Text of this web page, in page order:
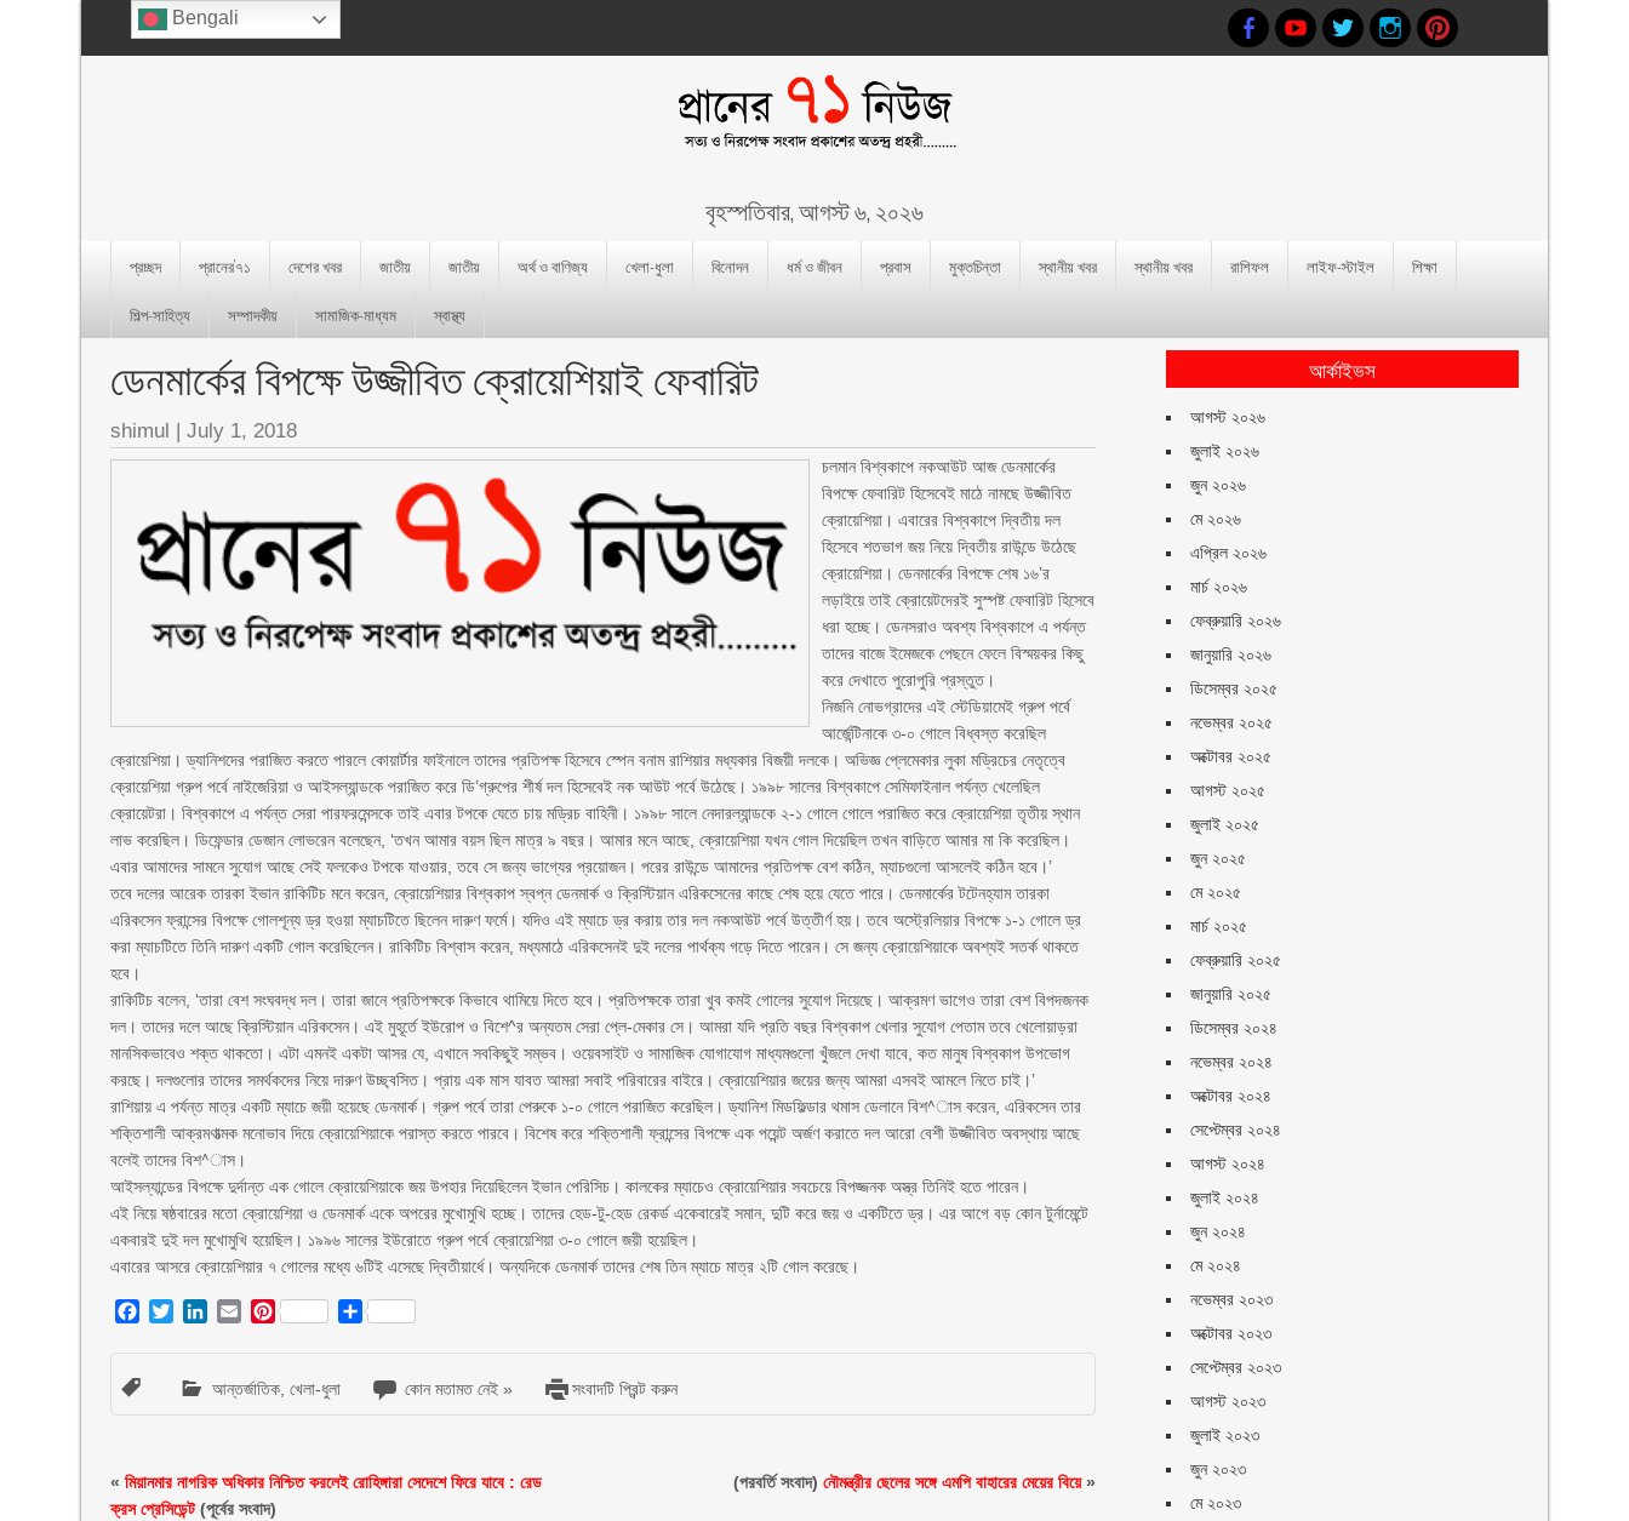
বৃহস্পতিবার, আগস্ট ৬, ২০২৬
প্রচ্ছদ প্রানের’৭১ দেশের খবর জাতীয় জাতীয় অর্থ ও বাণিজ্য খেলা-ধুলা বিনোদন ধর্ম ও জীবন প্রবাস মুক্তচিন্তা স্থানীয় খবর স্থানীয় খবর রাশিফল লাইফ-স্টাইল
শিক্ষা
শিল্প-সাহিত্য
সম্পাদকীয় সামাজিক-মাধ্যম স্বাস্থ্য
ডেনমার্কের বিপক্ষে উজ্জীবিত ক্রোয়েশিয়াই ফেবারিট
shimul |July 1, 2018
চলমান বিশ্বকাপে নকআউট আজ ডেনমার্কের
বিপক্ষে ফেবারিট হিসেবেই মাঠে নামছে উজ্জীবিত
ক্রোয়েশিয়া। এবারের বিশ্বকাপে দ্বিতীয় দল
হিসেবে শতভাগ জয় নিয়ে দ্বিতীয় রাউন্ডে উঠেছে
ক্রোয়েশিয়া। ডেনমার্কের বিপক্ষে শেষ ১৬’র
লড়াইয়ে তাই ক্রোয়েটদেরই সুস্পষ্ট ফেবারিট হিসেবে
ধরা হচ্ছে। ডেনসরাও অবশ্য বিশ্বকাপে এ পর্যন্ত
তাদের বাজে ইমেজকে পেছনে ফেলে বিস্ময়কর কিছু
করে দেখাতে পুরোপুরি প্রস্তুত।
নিজনি নোভগ্রাদের এই স্টেডিয়ামেই গ্রুপ পর্বে
আর্জেন্টিনাকে ৩-০ গোলে বিধ্বস্ত করেছিল
ক্রোয়েশিয়া। ড্যানিশদের পরাজিত করতে পারলে কোয়ার্টার ফাইনালে তাদের প্রতিপক্ষ হিসেবে স্পেন বনাম রাশিয়ার মধ্যকার বিজয়ী দলকে। অভিজ্ঞ প্লেমেকার লুকা মড্রিচের নেতৃত্বে
ক্রোয়েশিয়া গ্রুপ পর্বে নাইজেরিয়া ও আইসল্যান্ডকে পরাজিত করে ডি’গ্রুপের শীর্ষ দল হিসেবেই নক আউট পর্বে উঠেছে। ১৯৯৮ সালের বিশ্বকাপে সেমিফাইনাল পর্যন্ত খেলেছিল
ক্রোয়েটরা। বিশ্বকাপে এ পর্যন্ত সেরা পারফরমেন্সকে তাই এবার টপকে যেতে চায় মড্রিচ বাহিনী। ১৯৯৮ সালে নেদারল্যান্ডকে ২-১ গোলে গোলে পরাজিত করে ক্রোয়েশিয়া তৃতীয় স্থান
লাভ করেছিল। ডিফেন্ডার ডেজান লোভরেন বলেছেন, ‘তখন আমার বয়স ছিল মাত্র ৯ বছর। আমার মনে আছে, ক্রোয়েশিয়া যখন গোল দিয়েছিল তখন বাড়িতে আমার মা কি করেছিল।
এবার আমাদের সামনে সুযোগ আছে সেই ফলকেও টপকে যাওয়ার, তবে সে জন্য ভাগ্যের প্রয়োজন। পরের রাউন্ডে আমাদের প্রতিপক্ষ বেশ কঠিন, ম্যাচগুলো আসলেই কঠিন হবে।’
তবে দলের আরেক তারকা ইভান রাকিটিচ মনে করেন, ক্রোয়েশিয়ার বিশ্বকাপ স্বপ্ন ডেনমার্ক ও ক্রিস্টিয়ান এরিকসেনের কাছে শেষ হয়ে যেতে পারে। ডেনমার্কের টটেনহ্যাম তারকা
এরিকসেন ফ্রান্সের বিপক্ষে গোলশূন্য ড্র হওয়া ম্যাচটিতে ছিলেন দারুণ ফর্মে। যদিও এই ম্যাচে ড্র করায় তার দল নকআউট পর্বে উত্তীর্ণ হয়। তবে অস্ট্রেলিয়ার বিপক্ষে ১-১ গোলে ড্র
করা ম্যাচটিতে তিনি দারুণ একটি গোল করেছিলেন। রাকিটিচ বিশ্বাস করেন, মধ্যমাঠে এরিকসেনই দুই দলের পার্থক্য গড়ে দিতে পারেন। সে জন্য ক্রোয়েশিয়াকে অবশ্যই সতর্ক থাকতে
হবে।
রাকিটিচ বলেন, ‘তারা বেশ সংঘবদ্ধ দল। তারা জানে প্রতিপক্ষকে কিভাবে থামিয়ে দিতে হবে। প্রতিপক্ষকে তারা খুব কমই গোলের সুযোগ দিয়েছে। আক্রমণ ভাগেও তারা বেশ বিপদজনক
দল। তাদের দলে আছে ক্রিস্টিয়ান এরিকসেন। এই মুহূর্তে ইউরোপ ও বিশে^র অন্যতম সেরা প্লে-মেকার সে। আমরা যদি প্রতি বছর বিশ্বকাপ খেলার সুযোগ পেতাম তবে খেলোয়াড়রা
মানসিকভাবেও শক্ত থাকতো। এটা এমনই একটা আসর যে, এখানে সবকিছুই সম্ভব। ওয়েবসাইট ও সামাজিক যোগাযোগ মাধ্যমগুলো খুঁজলে দেখা যাবে, কত মানুষ বিশ্বকাপ উপভোগ
করছে। দলগুলোর তাদের সমর্থকদের নিয়ে দারুণ উচ্ছ্বসিত। প্রায় এক মাস যাবত আমরা সবাই পরিবারের বাইরে। ক্রোয়েশিয়ার জয়ের জন্য আমরা এসবই আমলে নিতে চাই।’
রাশিয়ায় এ পর্যন্ত মাত্র একটি ম্যাচে জয়ী হয়েছে ডেনমার্ক। গ্রুপ পর্বে তারা পেরুকে ১-০ গোলে পরাজিত করেছিল। ড্যানিশ মিডফিল্ডার থমাস ডেলানে বিশ^াস করেন, এরিকসেন তার
শক্তিশালী আক্রমণাত্মক মনোভাব দিয়ে ক্রোয়েশিয়াকে পরাস্ত করতে পারবে। বিশেষ করে শক্তিশালী ফ্রান্সের বিপক্ষে এক পয়েন্ট অর্জণ করাতে দল আরো বেশী উজ্জীবিত অবস্থায় আছে
বলেই তাদের বিশ^াস।
আইসল্যান্ডের বিপক্ষে দুর্দান্ত এক গোলে ক্রোয়েশিয়াকে জয় উপহার দিয়েছিলেন ইভান পেরিসিচ। কালকের ম্যাচেও ক্রোয়েশিয়ার সবচেয়ে বিপজ্জনক অস্ত্র তিনিই হতে পারেন।
এই নিয়ে ষষ্ঠবারের মতো ক্রোয়েশিয়া ও ডেনমার্ক একে অপরের মুখোমুখি হচ্ছে। তাদের হেড-টু-হেড রেকর্ড একেবারেই সমান, দুটি করে জয় ও একটিতে ড্র। এর আগে বড় কোন টুর্নামেন্টে
একবারই দুই দল মুখোমুখি হয়েছিল। ১৯৯৬ সালের ইউরোতে গ্রুপ পর্বে ক্রোয়েশিয়া ৩-০ গোলে জয়ী হয়েছিল।
এবারের আসরে ক্রোয়েশিয়ার ৭ গোলের মধ্যে ৬টিই এসেছে দ্বিতীয়ার্ধে। অন্যদিকে ডেনমার্ক তাদের শেষ তিন ম্যাচে মাত্র ২টি গোল করেছে।
Facebook
TwitterLinkedIn
EmailPinterest Share
আন্তর্জাতিক ,খেলা-ধুলা কোন মতামত নেই » সংবাদটি প্রিন্ট করুন
«মিয়ানমার নাগরিক অধিকার নিশ্চিত করলেই রোহিঙ্গারা সেদেশে ফিরে যাবে : রেড
ক্রস প্রেসিডেন্ট(পূর্বের সংবাদ)
(পরবর্তি সংবাদ)নৌমন্ত্রীর ছেলের সঙ্গে এমপি বাহারের মেয়ের বিয়ে»
আর্কাইভস
আগস্ট ২০২৬
জুলাই ২০২৬
জুন ২০২৬
মে ২০২৬
এপ্রিল ২০২৬
মার্চ ২০২৬
ফেব্রুয়ারি ২০২৬
জানুয়ারি ২০২৬
ডিসেম্বর ২০২৫
নভেম্বর ২০২৫
অক্টোবর ২০২৫
আগস্ট ২০২৫
জুলাই ২০২৫
জুন ২০২৫
মে ২০২৫
মার্চ ২০২৫
ফেব্রুয়ারি ২০২৫
জানুয়ারি ২০২৫
ডিসেম্বর ২০২৪
নভেম্বর ২০২৪
অক্টোবর ২০২৪
সেপ্টেম্বর ২০২৪
আগস্ট ২০২৪
জুলাই ২০২৪
জুন ২০২৪
মে ২০২৪
নভেম্বর ২০২৩
অক্টোবর ২০২৩
সেপ্টেম্বর ২০২৩
আগস্ট ২০২৩
জুলাই ২০২৩
জুন ২০২৩
মে ২০২৩
Bengali